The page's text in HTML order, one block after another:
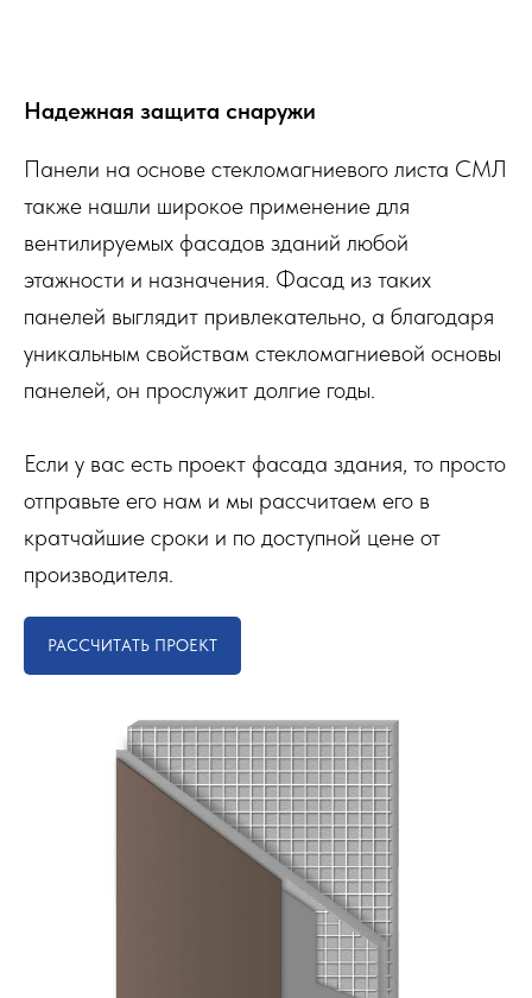
Надежная защита снаружи
Панели на основе стекломагниевого листа СМЛ
также нашли широкое применение для
вентилируемых фасадов зданий любой
этажности и назначения. Фасад из таких
панелей выглядит привлекательно, а благодаря
уникальным свойствам стекломагниевой основы
панелей, он прослужит долгие годы.
Если у вас есть проект фасада здания, то просто
отправьте его нам и мы рассчитаем его в
кратчайшие сроки и по доступной цене от
производителя.
РАССЧИТАТЬ ПРОЕКТ